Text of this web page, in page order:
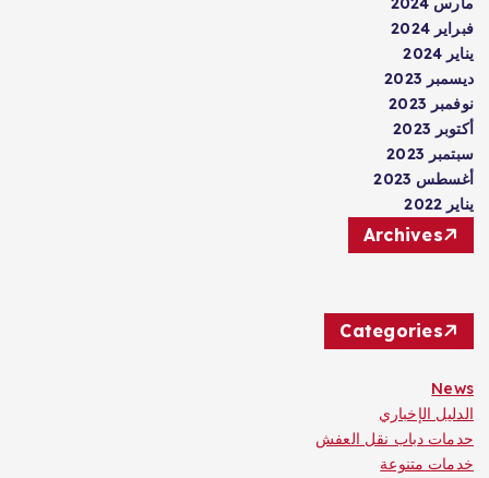
فبراير 2024
يناير 2024
ديسمبر 2023
نوفمبر 2023
أكتوبر 2023
سبتمبر 2023
أغسطس 2023
يناير 2022
Archives
Categories
News
الدليل الإخباري
حدمات دباب نقل العفش
خدمات متنوعة